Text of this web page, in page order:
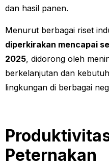
dan hasil panen.
Menurut berbagai riset
diperkirakan mencapai
2025, didorong oleh
berkelanjutan dan
lingkungan di berbagai
Peternakan